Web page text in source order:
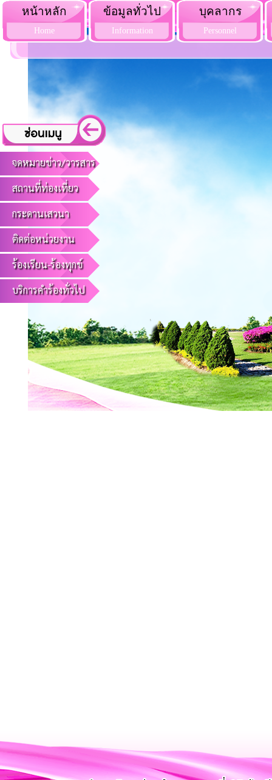
จดหมายข่าว/วารสาร
สถานที่ท่องเที่ยว
กระดานเสวนา
ติดต่อหน่วยงาน
ร้องเรียน-ร้องทุกข์
บริการคำร้องทั่วไป
หน้าหลัก
Home
ข้อมูลทั่วไป
Information
บุคลากร
Personnel